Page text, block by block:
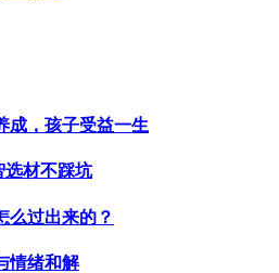
成，孩子受益一生
选材不踩坑
么过出来的？
情绪和解